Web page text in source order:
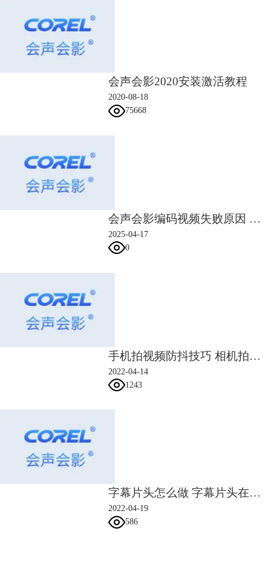
接下来将素材库中的闪光转场拖入时间线内的两个视频中间，然后播放视
频，就可以看到转场效果了。
图4：添加闪光转场
美。 如图2所示，双击转场效果，点击“打开选项面板”选项。
图5：打开选项面板
如图7所示，点击“打开选项面板”后，上方的编辑页面出现了转场编辑选
会声会影2020安装激活教程
2020-08-18
75668
会声会影编码视频失败原因 会声会影编码视频失败怎么办
2025-04-17
0
手机拍视频防抖技巧 相机拍视频怎么防抖
2022-04-14
1243
字幕片头怎么做 字幕片头在什么软件做
2022-04-19
586